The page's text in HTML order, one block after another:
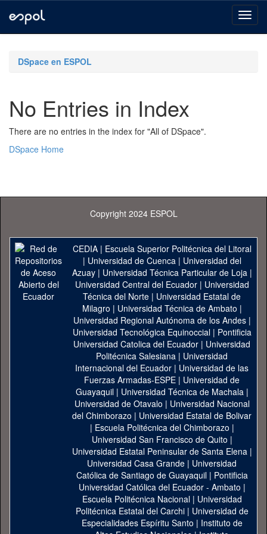
navigationDSpace en ESPOL
No Entries in Index
There are no entries in the index for "All of DSpace".
DSpace Home
Copyright 2024 ESPOL
CEDIA| Escuela Superior Politécnica del Litoral
| Universidad de Cuenca| Universidad del
Azuay| Universidad Técnica Particular de Loja|
Universidad Central del Ecuador| Universidad
Técnica del Norte | Universidad Estatal de
Milagro | Universidad Técnica de Ambato |
Universidad Regional Autónoma de los Andes|
Universidad Tecnológica Equinoccial| Pontificia
Universidad Catolica del Ecuador | Universidad
Politécnica Salesiana | Universidad
Internacional del Ecuador | Universidad de las
Fuerzas Armadas-ESPE | Universidad de
Guayaquil| Universidad Técnica de Machala|
Universidad de Otavalo | Universidad Nacional
del Chimborazo | Universidad Estatal de Bolivar
| Escuela Politécnica del Chimborazo |
Universidad San Francisco de Quito |
Universidad Estatal Peninsular de Santa Elena|
Universidad Casa Grande | Universidad
Católica de Santiago de Guayaquil| Pontificia
Universidad Católica del Ecuador - Ambato |
Escuela Politécnica Nacional| Universidad
Politécnica Estatal del Carchi| Universidad de
Especialidades Espíritu Santo | Instituto de